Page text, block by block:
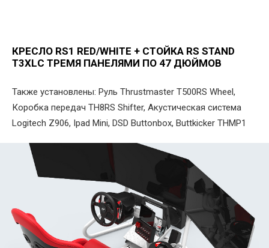
КРЕСЛО RS1 RED/WHITE + СТОЙКА RS STAND
T3XLС ТРЕМЯ ПАНЕЛЯМИ ПО 47 ДЮЙМОВ
Также установлены: Руль Thrustmaster T500RS Wheel,
Коробка передач TH8RS Shifter, Акустическая система
Logitech Z906, Ipad Mini, DSD Buttonbox, Buttkicker THMP1